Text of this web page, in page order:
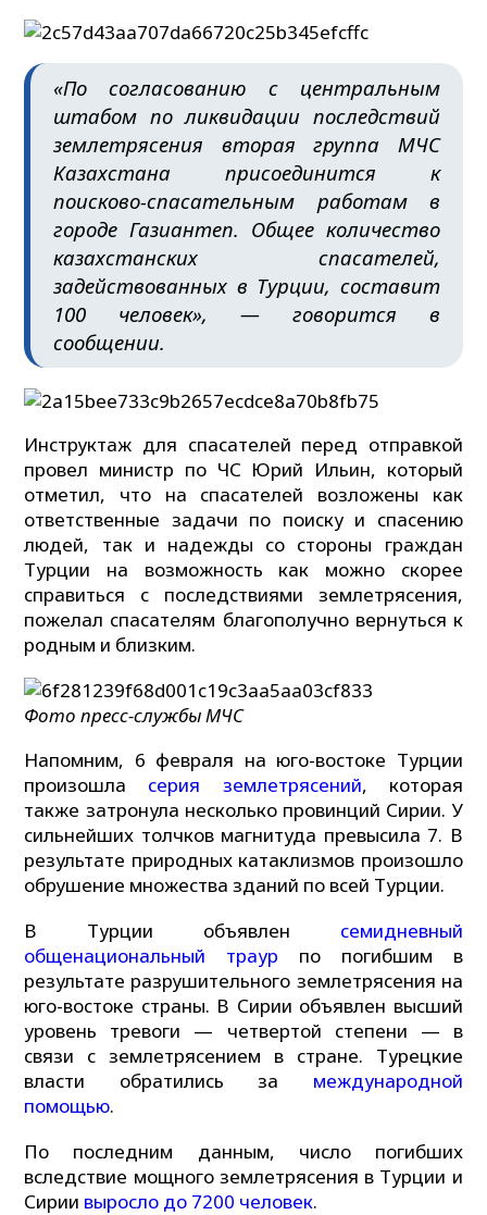
«По согласованию с центральным
штабом по ликвидации последствий
землетрясения вторая группа МЧС
Казахстана присоединится к
поисково-спасательным работам в
городе Газиантеп. Общее количество
казахстанских спасателей,
задействованных в Турции, составит
100 человек», — говорится в
сообщении.
Инструктаж для спасателей перед отправкой
провел министр по ЧС Юрий Ильин, который
отметил, что на спасателей возложены как
ответственные задачи по поиску и спасению
людей, так и надежды со стороны граждан
Турции на возможность как можно скорее
справиться с последствиями землетрясения,
пожелал спасателям благополучно вернуться к
родным и близким.
Фото пресс-службы МЧС
Напомним, 6 февраля на юго-востоке Турции
произошла серия землетрясений, которая
также затронула несколько провинций Сирии. У
сильнейших толчков магнитуда превысила 7. В
результате природных катаклизмов произошло
обрушение множества зданий по всей Турции.
В Турции объявлен семидневный
общенациональный траур по погибшим в
результате разрушительного землетрясения на
юго-востоке страны. В Сирии объявлен высший
уровень тревоги — четвертой степени — в
связи с землетрясением в стране. Турецкие
власти обратились за международной
помощью.
По последним данным, число погибших
вследствие мощного землетрясения в Турции и
Сирии выросло до 7200 человек.